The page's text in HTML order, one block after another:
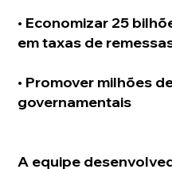
• Economizar 25
em taxas de
• Promover milhões
governamentais
A equipe